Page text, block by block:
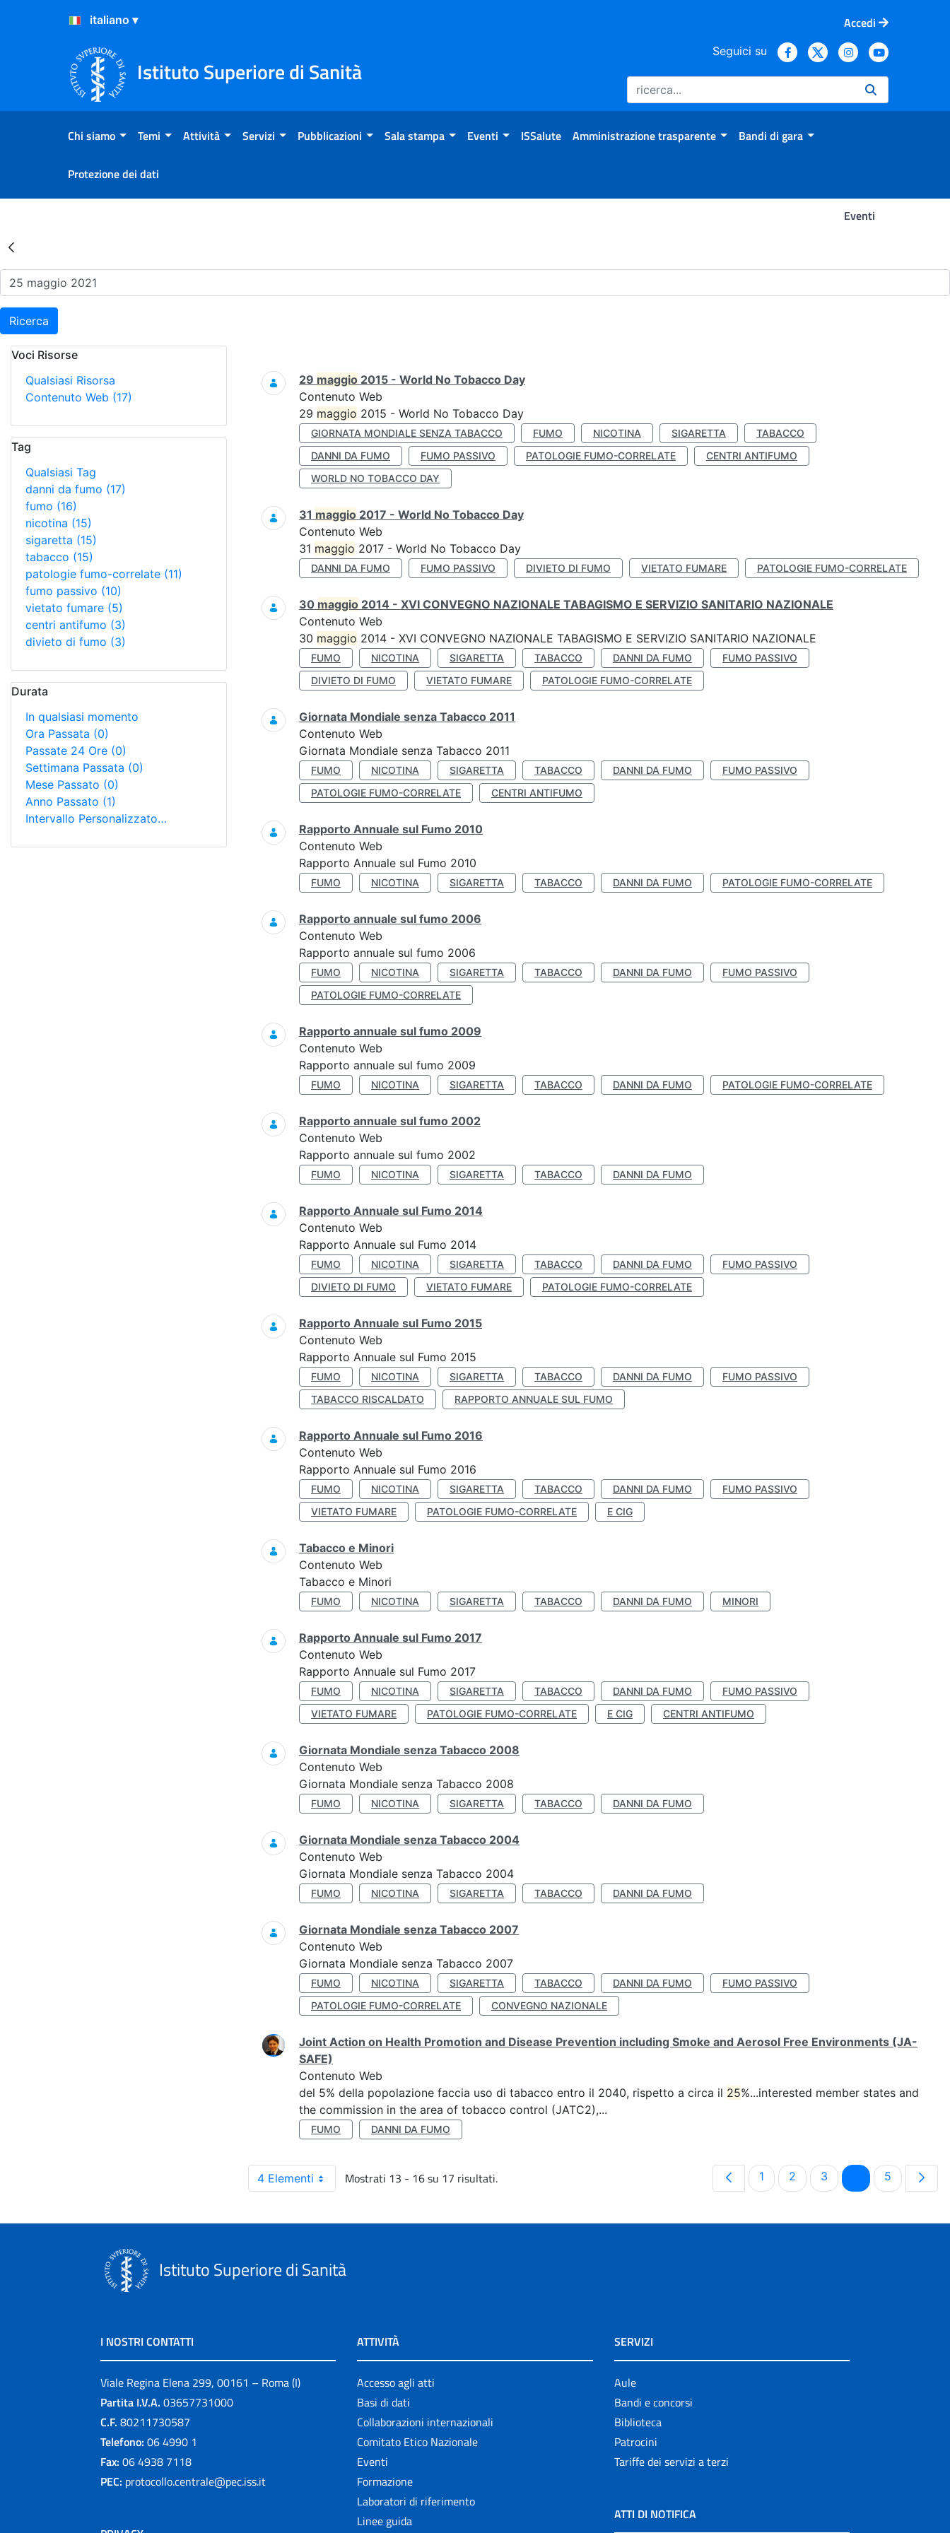
Salta al Contenuto
Salta al Footer
Accedi
Istituto Superiore di Sanità
Seguici su
Chi siamo Temi Attività Servizi Pubblicazioni Sala stampa Eventi ISSalute Amministrazione trasparente Bandi di gara
Protezione dei dati
Eventi
Risultati della Ricerca - Eventi
Ricerca
Voci Risorse
Qualsiasi Risorsa
Contenuto Web (17)
Tag
Qualsiasi Tag
danni da fumo (17)
fumo (16)
nicotina (15)
sigaretta (15)
tabacco (15)
patologie fumo-correlate (11)
fumo passivo (10)
vietato fumare (5)
centri antifumo (3)
divieto di fumo (3)
Durata
In qualsiasi momento
Ora Passata (0)
Passate 24 Ore (0)
Settimana Passata (0)
Mese Passato (0)
Anno Passato (1)
Intervallo Personalizzato…
Ricerca
29 maggio 2015 - World No Tobacco Day
Contenuto Web
29 maggio 2015 - World No Tobacco Day
GIORNATA MONDIALE SENZA TABACCO FUMO NICOTINA SIGARETTA
TABACCO
DANNI DA FUMO
FUMO PASSIVO PATOLOGIE FUMO-CORRELATE
CENTRI ANTIFUMO
WORLD NO TOBACCO DAY
31 maggio 2017 - World No Tobacco Day
Contenuto Web
31 maggio 2017 - World No Tobacco Day
DANNI DA FUMO FUMO PASSIVO DIVIETO DI FUMO VIETATO FUMARE PATOLOGIE FUMO-CORRELATE
30 maggio 2014 - XVI CONVEGNO NAZIONALE TABAGISMO E SERVIZIO SANITARIO NAZIONALE
Contenuto Web
30 maggio 2014 - XVI CONVEGNO NAZIONALE TABAGISMO E SERVIZIO SANITARIO NAZIONALE
FUMO NICOTINA SIGARETTA TABACCO DANNI DA FUMO
FUMO PASSIVO
DIVIETO DI FUMO
VIETATO FUMARE PATOLOGIE FUMO-CORRELATE
Giornata Mondiale senza Tabacco 2011
Contenuto Web
Giornata Mondiale senza Tabacco 2011
FUMO NICOTINA SIGARETTA TABACCO DANNI DA FUMO
FUMO PASSIVO
PATOLOGIE FUMO-CORRELATE
CENTRI ANTIFUMO
Rapporto Annuale sul Fumo 2010
Contenuto Web
Rapporto Annuale sul Fumo 2010
FUMO NICOTINA SIGARETTA TABACCO DANNI DA FUMO PATOLOGIE FUMO-CORRELATE
Rapporto annuale sul fumo 2006
Contenuto Web
Rapporto annuale sul fumo 2006
FUMO NICOTINA SIGARETTA TABACCO DANNI DA FUMO
FUMO PASSIVO
PATOLOGIE FUMO-CORRELATE
Rapporto annuale sul fumo 2009
Contenuto Web
Rapporto annuale sul fumo 2009
FUMO NICOTINA SIGARETTA TABACCO DANNI DA FUMO PATOLOGIE FUMO-CORRELATE
Rapporto annuale sul fumo 2002
Contenuto Web
Rapporto annuale sul fumo 2002
FUMO NICOTINA SIGARETTA TABACCO DANNI DA FUMO
Rapporto Annuale sul Fumo 2014
Contenuto Web
Rapporto Annuale sul Fumo 2014
FUMO NICOTINA SIGARETTA TABACCO DANNI DA FUMO
FUMO PASSIVO
DIVIETO DI FUMO
VIETATO FUMARE PATOLOGIE FUMO-CORRELATE
Rapporto Annuale sul Fumo 2015
Contenuto Web
Rapporto Annuale sul Fumo 2015
FUMO NICOTINA SIGARETTA TABACCO DANNI DA FUMO
FUMO PASSIVO
TABACCO RISCALDATO
RAPPORTO ANNUALE SUL FUMO
Rapporto Annuale sul Fumo 2016
Contenuto Web
Rapporto Annuale sul Fumo 2016
FUMO NICOTINA SIGARETTA TABACCO DANNI DA FUMO
FUMO PASSIVO
VIETATO FUMARE
PATOLOGIE FUMO-CORRELATE E CIG
Tabacco e Minori
Contenuto Web
Tabacco e Minori
FUMO NICOTINA SIGARETTA TABACCO DANNI DA FUMO MINORI
Rapporto Annuale sul Fumo 2017
Contenuto Web
Rapporto Annuale sul Fumo 2017
FUMO NICOTINA SIGARETTA TABACCO DANNI DA FUMO
FUMO PASSIVO
VIETATO FUMARE
PATOLOGIE FUMO-CORRELATE E CIG CENTRI ANTIFUMO
Giornata Mondiale senza Tabacco 2008
Contenuto Web
Giornata Mondiale senza Tabacco 2008
FUMO NICOTINA SIGARETTA TABACCO DANNI DA FUMO
Giornata Mondiale senza Tabacco 2004
Contenuto Web
Giornata Mondiale senza Tabacco 2004
FUMO NICOTINA SIGARETTA TABACCO DANNI DA FUMO
Giornata Mondiale senza Tabacco 2007
Contenuto Web
Giornata Mondiale senza Tabacco 2007
FUMO NICOTINA SIGARETTA TABACCO DANNI DA FUMO
FUMO PASSIVO
PATOLOGIE FUMO-CORRELATE
CONVEGNO NAZIONALE
Joint Action on Health Promotion and Disease Prevention including Smoke and Aerosol Free Environments (JA-
SAFE)
Contenuto Web
del 5% della popolazione faccia uso di tabacco entro il 2040, rispetto a circa il 25%...interested member states and
the commission in the area of tobacco control (JATC2),...
FUMO DANNI DA FUMO
4 Elementi Mostrati 13 - 16 su 17 risultati. Pagina
1 Pagina
2 Pagina
3 PaginaPagina
5
Istituto Superiore di Sanità
I NOSTRI CONTATTI
Viale Regina Elena 299, 00161 – Roma (I)
Partita I.V.A. 03657731000
C.F. 80211730587
Telefono: 06 4990 1
Fax: 06 4938 7118
PEC: protocollo.centrale@pec.iss.it
ATTIVITÀ
Accesso agli atti
Basi di dati
Collaborazioni internazionali
Comitato Etico Nazionale
Eventi
Formazione
Laboratori di riferimento
Linee guida
SERVIZI
Aule
Bandi e concorsi
Biblioteca
Patrocini
Tariffe dei servizi a terzi
ATTI DI NOTIFICA